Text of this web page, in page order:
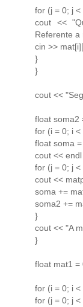
for (j = 0; j <
cout <<
Referente a
cin >>
}
}
cout <<
float soma2
for (i = 0; i <
float soma =
cout <<
for (j = 0; j <
cout <<
soma +=
soma2 +=
}
cout << "A
}
float mat1 =
for (i = 0; i <
for (j = 0; j <